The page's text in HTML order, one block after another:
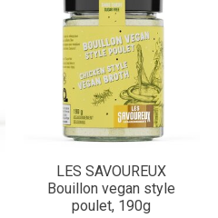
LES SAVOUREUX
Bouillon vegan style
poulet, 190g